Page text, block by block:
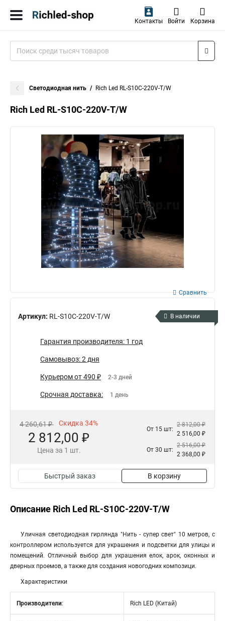
Контакты Войти Корзина
Светодиодная нить Rich Led RL-S10C-220V-T/W
Rich Led RL-S10C-220V-T/W
Артикул: RL-S10C-220V-T/W
Сравнить
В наличии
Гарантия производителя: 1 год
Самовывоз: 2 дня
Курьером от 490 ₽ 2-3 дней
Срочная доставка: 1 день
4 260,61 ₽ Скидка 34%
2 812,00 ₽
Цена за 1 шт.
От 15 шт:
2 812,00 ₽
2 516,00 ₽
От 30 шт:
2 516,00 ₽
2 368,00 ₽
Быстрый заказ В корзину
Описание Rich Led RL-S10C-220V-T/W
Уличная светодиодная гирлянда "Нить - супер свет" 10 метров, с
контроллером используется для украшения и подсветки для улицы и
помещений. Отличный выбор для украшения елок, арок, оконных и
дверных проемов, а также для создания новогодних композици.
Характеристики
Производители: Rich LED (Китай)